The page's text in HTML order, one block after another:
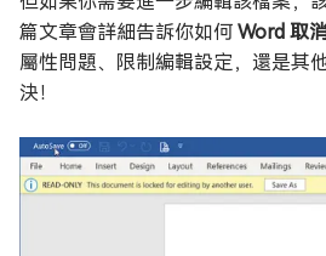
篇文章會詳細告訴你如何 Word 取
屬性問題、限制編輯設定，還是其
決！